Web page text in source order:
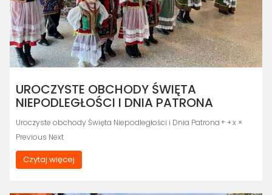
UROCZYSTE OBCHODY ŚWIĘTA
NIEPODLEGŁOŚCI I DNIA PATRONA
Uroczyste obchody Święta Niepodległości i Dnia Patrona ￩ ￫ x ×
Previous Next
Czytaj więcej